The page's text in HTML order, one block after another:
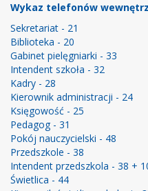
Wykaz telefonów
Sekretariat - 21
Biblioteka - 20
Gabinet pielęgniarki - 33
Intendent szkoła - 32
Kadry - 28
Kierownik administracji - 24
Księgowość - 25
Pedagog - 31
Pokój nauczycielski - 48
Przedszkole - 38
Intendent przedszkola - 38 +
Świetlica - 44